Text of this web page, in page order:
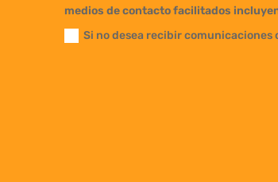
medios de contacto facilitados
Si no desea recibir